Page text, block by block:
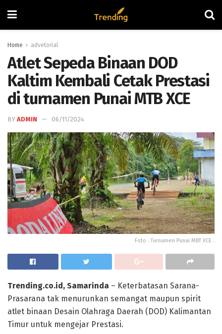
Home advetorial
Atlet Sepeda Binaan DOD
Kaltim Kembali Cetak Prestasi
di turnamen Punai MTB XCE
BY ADMIN 06/11/2024
Foto : Turnamen Punai MBT XCE .
Trending.co.id, Samarinda – Keterbatasan Sarana-
Prasarana tak menurunkan semangat maupun spirit
atlet binaan Desain Olahraga Daerah (DOD) Kalimantan
Timur untuk mengejar Prestasi.